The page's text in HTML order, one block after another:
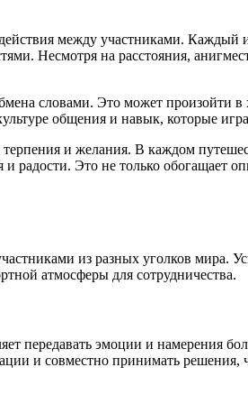
между участниками.
Несмотря на расстояния,
словами. Это может произойти
общения и навык, которые
и желания. В каждом
радости. Это не только обогащает
из разных уголков мира.
атмосферы для сотрудничества.
передавать эмоции и намерения
и совместно принимать